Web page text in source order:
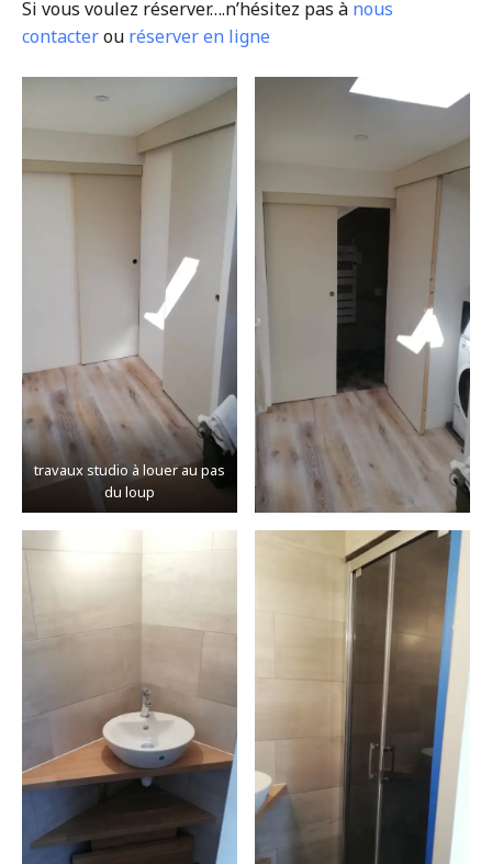
Si vous voulez réserver….n’hésitez pas à nous
contacterou réserver en ligne
travaux studio à louer au pas
du loup